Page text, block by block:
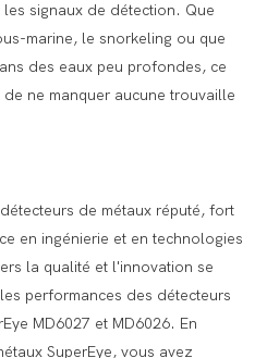
signaux de détection. Que
marine, le snorkeling ou que
des eaux peu profondes, ce
ne manquer aucune trouvaille
de métaux réputé, fort
en ingénierie et en technologies
la qualité et l'innovation se
performances des détecteurs
MD6027 et MD6026. En
SuperEye, vous avez